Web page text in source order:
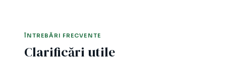
ÎNTREBĂRI FRECVENTE
Clarificări utile